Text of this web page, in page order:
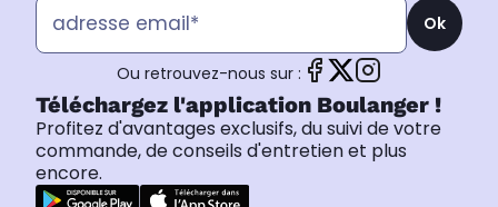
Ok
Ou retrouvez-nous sur :
Téléchargez l'application Boulanger !
Profitez d'avantages exclusifs, du suivi de votre
commande, de conseils d'entretien et plus
encore.